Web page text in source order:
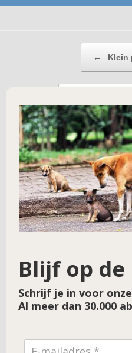
← Klein
Blijf op
Schrijf je in voor
Al meer dan 30.000